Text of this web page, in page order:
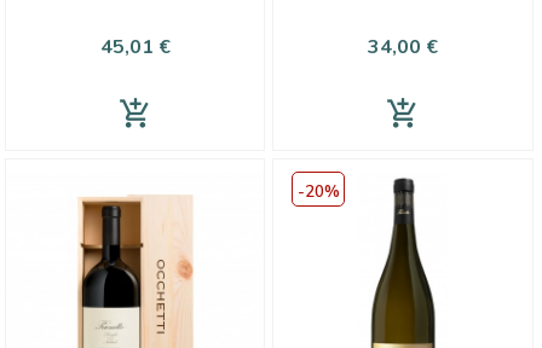
Preis
45,01 €
add_shopping_cart
Preis
34,00 €
add_shopping_cart
-20%